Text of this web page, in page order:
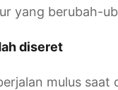
yang berubah-
diseret
mulus saat